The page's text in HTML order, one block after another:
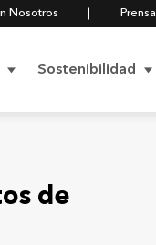
Nosotros Prensa
Sostenibilidad
de